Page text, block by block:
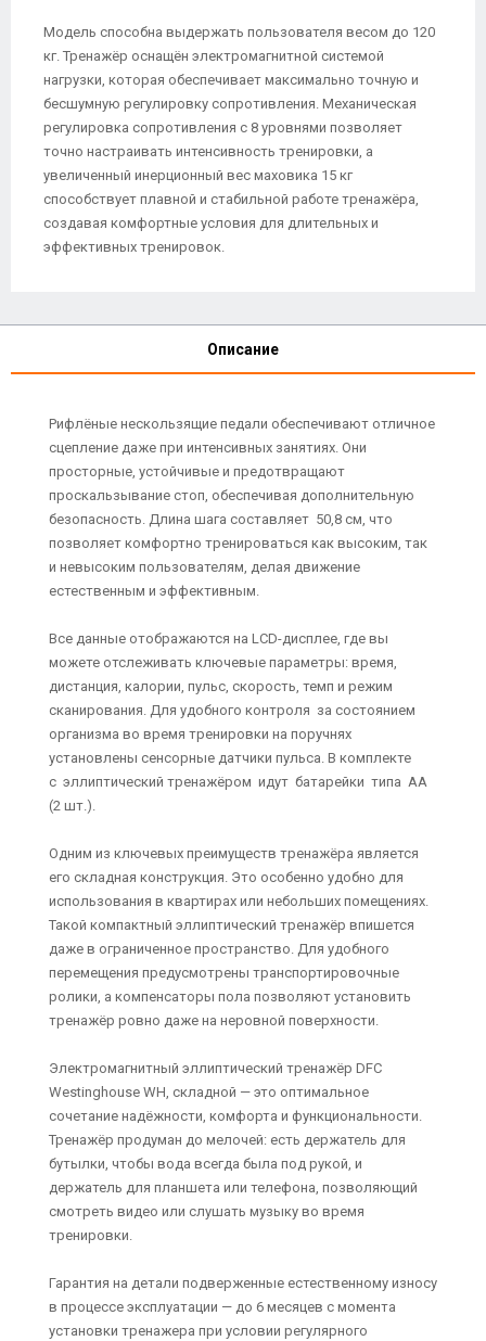
Модель способна выдержать пользователя весом до 120
кг. Тренажёр оснащён электромагнитной системой
нагрузки, которая обеспечивает максимально точную и
бесшумную регулировку сопротивления. Механическая
регулировка сопротивления с 8 уровнями позволяет
точно настраивать интенсивность тренировки, а
увеличенный инерционный вес маховика 15 кг
способствует плавной и стабильной работе тренажёра,
создавая комфортные условия для длительных и
эффективных тренировок.
Описание
Рифлёные нескользящие педали обеспечивают отличное
сцепление даже при интенсивных занятиях. Они
просторные, устойчивые и предотвращают
проскальзывание стоп, обеспечивая дополнительную
безопасность. Длина шага составляет 50,8 см, что
позволяет комфортно тренироваться как высоким, так
и невысоким пользователям, делая движение
естественным и эффективным.
Все данные отображаются на LCD-дисплее, где вы
можете отслеживать ключевые параметры: время,
дистанция, калории, пульс, скорость, темп и режим
сканирования. Для удобного контроля за состоянием
организма во время тренировки на поручнях
установлены сенсорные датчики пульса. В комплекте
с эллиптический тренажёром идут батарейки типа АА
(2 шт.).
Одним из ключевых преимуществ тренажёра является
его складная конструкция. Это особенно удобно для
использования в квартирах или небольших помещениях.
Такой компактный эллиптический тренажёр впишется
даже в ограниченное пространство. Для удобного
перемещения предусмотрены транспортировочные
ролики, а компенсаторы пола позволяют установить
тренажёр ровно даже на неровной поверхности.
Электромагнитный эллиптический тренажёр DFC
Westinghouse WH, складной — это оптимальное
сочетание надёжности, комфорта и функциональности.
Тренажёр продуман до мелочей: есть держатель для
бутылки, чтобы вода всегда была под рукой, и
держатель для планшета или телефона, позволяющий
смотреть видео или слушать музыку во время
тренировки.
Гарантия на детали подверженные естественному износу
в процессе эксплуатации — до 6 месяцев с момента
установки тренажера при условии регулярного